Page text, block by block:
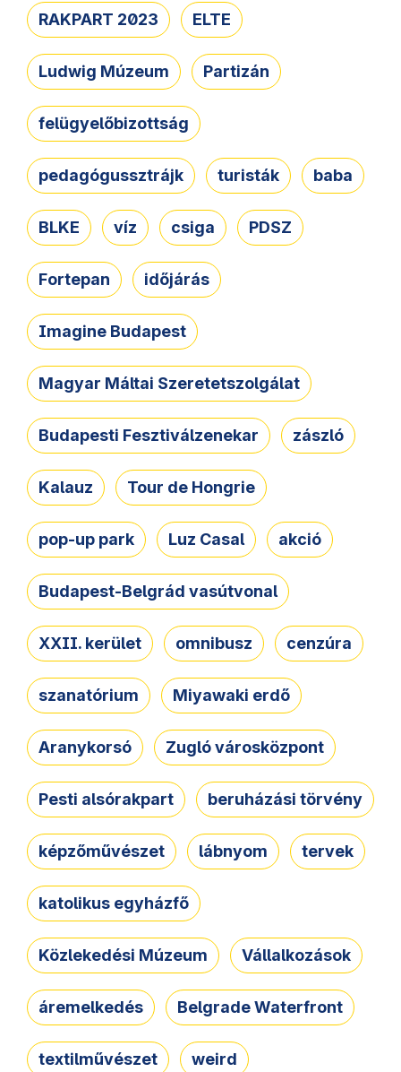
RAKPART 2023 ELTE
Ludwig Múzeum Partizán
felügyelőbizottság
pedagógussztrájk turisták baba
BLKE víz csiga PDSZ
Fortepan időjárás
Imagine Budapest
Magyar Máltai Szeretetszolgálat
Budapesti Fesztiválzenekar zászló
Kalauz Tour de Hongrie
pop-up park Luz Casal akció
Budapest-Belgrád vasútvonal
XXII. kerület omnibusz cenzúra
szanatórium Miyawaki erdő
Aranykorsó Zugló városközpont
Pesti alsórakpart beruházási törvény
képzőművészet lábnyom tervek
katolikus egyházfő
Közlekedési Múzeum Vállalkozások
áremelkedés Belgrade Waterfront
textilművészet weird